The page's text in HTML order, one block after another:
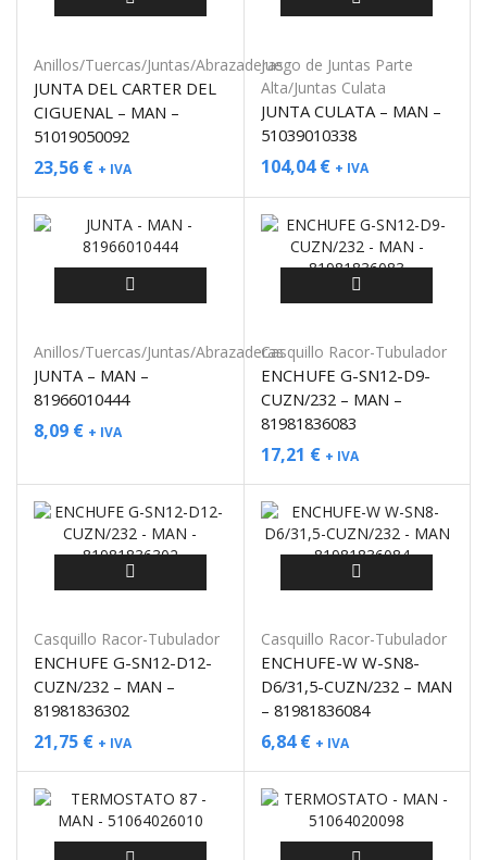
Anillos/Tuercas/Juntas/Abrazaderas
JUNTA DEL CARTER DEL
CIGUENAL – MAN –
51019050092
23,56 € + IVA
Juego de Juntas Parte
Alta/Juntas Culata
JUNTA CULATA – MAN –
51039010338
104,04€ + IVA
Anillos/Tuercas/Juntas/Abrazaderas
JUNTA – MAN –
81966010444
8,09 € + IVA
Casquillo Racor-Tubulador
ENCHUFE G-SN12-D9-
CUZN/232 – MAN –
81981836083
17,21 € + IVA
Casquillo Racor-Tubulador
ENCHUFE G-SN12-D12-
CUZN/232 – MAN –
81981836302
21,75 € + IVA
Casquillo Racor-Tubulador
ENCHUFE-W W-SN8-
D6/31,5-CUZN/232 – MAN
– 81981836084
6,84€ + IVA